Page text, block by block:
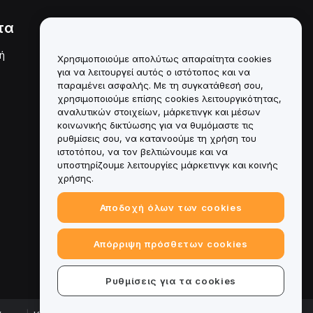
Πολιτική σύγκρουσης
συμφερόντων
Σύνοψη της Πολιτικής
Θεματοφυλακής και
Διαχείρισης
Πληροφορίες ESG
Crypto-Asset White Papers
Χρησιμοποιούμε απολύτως απαραίτητα cookies
για να λειτουργεί αυτός ο ιστότοπος και να
παραμένει ασφαλής. Με τη συγκατάθεσή σου,
χρησιμοποιούμε επίσης cookies λειτουργικότητας,
αναλυτικών στοιχείων, μάρκετινγκ και μέσων
κοινωνικής δικτύωσης για να θυμόμαστε τις
ρυθμίσεις σου, να κατανοούμε τη χρήση του
ιστοτόπου, να τον βελτιώνουμε και να
υποστηρίζουμε λειτουργίες μάρκετινγκ και κοινής
χρήσης.
Αποδοχή όλων των cookies
Απόρριψη πρόσθετων cookies
Ρυθμίσεις για τα cookies